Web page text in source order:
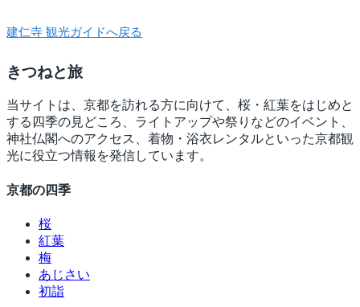
建仁寺 観光ガイドへ戻る
きつねと旅
当サイトは、京都を訪れる方に向けて、桜・紅葉をはじめと
する四季の見どころ、ライトアップや祭りなどのイベント、
神社仏閣へのアクセス、着物・浴衣レンタルといった京都観
光に役立つ情報を発信しています。
京都の四季
桜
紅葉
梅
あじさい
初詣